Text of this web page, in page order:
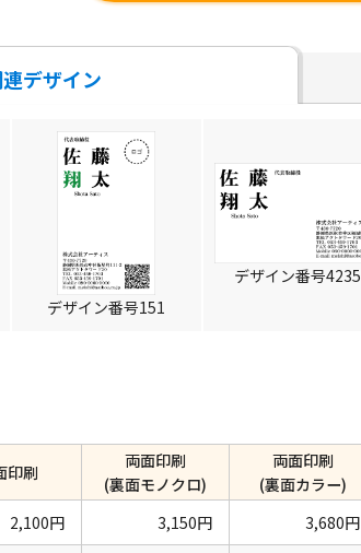
デザイン
デザイン番号151
デザイン番号4235
印刷
両面印刷
(裏面モノクロ)
両面印刷
(裏面カラー)
2,100円 3,150円 3,680円